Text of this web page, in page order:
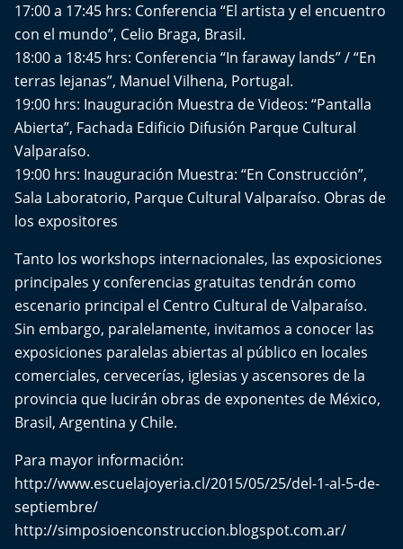
17:00 a 17:45 hrs: Conferencia “El artista y el encuentro
con el mundo”, Celio Braga, Brasil.
18:00 a 18:45 hrs: Conferencia “In faraway lands” / “En
terras lejanas”, Manuel Vilhena, Portugal.
19:00 hrs: Inauguración Muestra de Videos: “Pantalla
Abierta”, Fachada Edificio Difusión Parque Cultural
Valparaíso.
19:00 hrs: Inauguración Muestra: “En Construcción”,
Sala Laboratorio, Parque Cultural Valparaíso. Obras de
los expositores
Tanto los workshops internacionales, las exposiciones
principales y conferencias gratuitas tendrán como
escenario principal el Centro Cultural de Valparaíso.
Sin embargo, paralelamente, invitamos a conocer las
exposiciones paralelas abiertas al público en locales
comerciales, cervecerías, iglesias y ascensores de la
provincia que lucirán obras de exponentes de México,
Brasil, Argentina y Chile.
Para mayor información:
http://www.escuelajoyeria.cl/2015/05/25/del-1-al-5-de-
septiembre/
http://simposioenconstruccion.blogspot.com.ar/